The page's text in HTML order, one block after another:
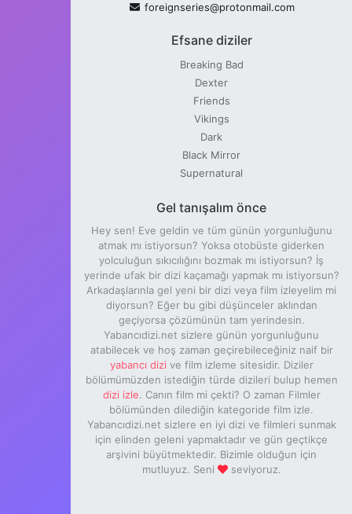
foreignseries@protonmail.com
Efsane diziler
Breaking Bad
Dexter
Friends
Vikings
Dark
Black Mirror
Supernatural
Gel tanışalım önce
Hey sen! Eve geldin ve tüm günün yorgunluğunu
atmak mı istiyorsun? Yoksa otobüste giderken
yolculuğun sıkıcılığını bozmak mı istiyorsun? İş
yerinde ufak bir dizi kaçamağı yapmak mı istiyorsun?
Arkadaşlarınla gel yeni bir dizi veya film izleyelim mi
diyorsun? Eğer bu gibi düşünceler aklından
geçiyorsa çözümünün tam yerindesin.
Yabancıdizi.net sizlere günün yorgunluğunu
atabilecek ve hoş zaman geçirebileceğiniz naif bir
yabancı dizi ve film izleme sitesidir. Diziler
bölümümüzden istediğin türde dizileri bulup hemen
dizi izle. Canın film mi çekti? O zaman Filmler
bölümünden dilediğin kategoride film izle.
Yabancıdizi.net sizlere en iyi dizi ve filmleri sunmak
için elinden geleni yapmaktadır ve gün geçtikçe
arşivini büyütmektedir. Bizimle olduğun için
mutluyuz. Seni
seviyoruz.